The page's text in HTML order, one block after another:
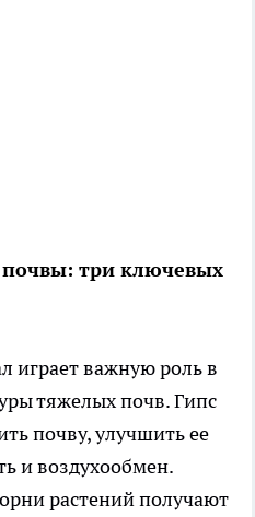
три ключевых
играет важную роль в
тяжелых почв. Гипс
почву, улучшить ее
и воздухообмен.
растений получают